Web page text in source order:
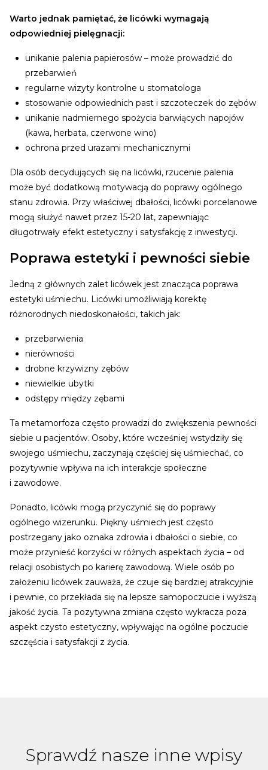
Warto jednak pamiętać, że licówki wymagają
odpowiedniej pielęgnacji:
unikanie palenia papierosów – może prowadzić do
przebarwień
regularne wizyty kontrolne u stomatologa
stosowanie odpowiednich past i szczoteczek do zębów
unikanie nadmiernego spożycia barwiących napojów
(kawa, herbata, czerwone wino)
ochrona przed urazami mechanicznymi
Dla osób decydujących się na licówki, rzucenie palenia
może być dodatkową motywacją do poprawy ogólnego
stanu zdrowia. Przy właściwej dbałości, licówki porcelanowe
mogą służyć nawet przez 15-20 lat, zapewniając
długotrwały efekt estetyczny i satysfakcję z inwestycji.
Poprawa estetyki i pewności siebie
Jedną z głównych zalet licówek jest znacząca poprawa
estetyki uśmiechu. Licówki umożliwiają korektę
różnorodnych niedoskonałości, takich jak:
przebarwienia
nierówności
drobne krzywizny zębów
niewielkie ubytki
odstępy między zębami
Ta metamorfoza często prowadzi do zwiększenia pewności
siebie u pacjentów. Osoby, które wcześniej wstydziły się
swojego uśmiechu, zaczynają częściej się uśmiechać, co
pozytywnie wpływa na ich interakcje społeczne
i zawodowe.
Ponadto, licówki mogą przyczynić się do poprawy
ogólnego wizerunku. Piękny uśmiech jest często
postrzegany jako oznaka zdrowia i dbałości o siebie, co
może przynieść korzyści w różnych aspektach życia – od
relacji osobistych po karierę zawodową. Wiele osób po
założeniu licówek zauważa, że czuje się bardziej atrakcyjnie
i pewnie, co przekłada się na lepsze samopoczucie i wyższą
jakość życia. Ta pozytywna zmiana często wykracza poza
aspekt czysto estetyczny, wpływając na ogólne poczucie
szczęścia i satysfakcji z życia.
Sprawdź nasze inne wpisy